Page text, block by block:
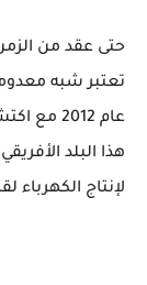
حتى عقد من
تعتبر شبه
عام
هذا البلد
لإنتاج الكهرباء